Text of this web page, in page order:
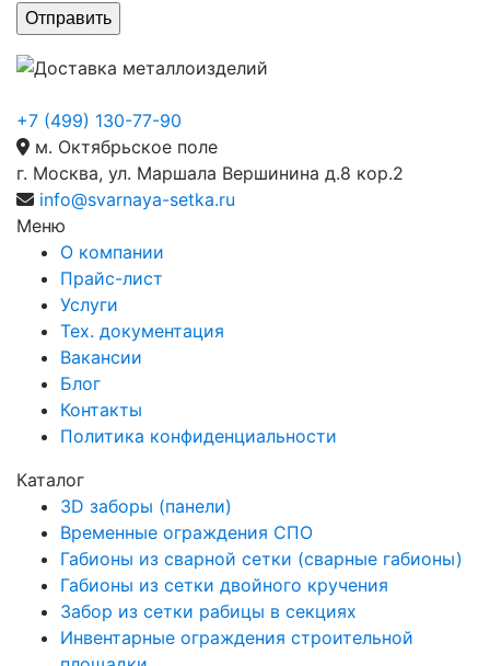
+7 (499) 130-77-90
м. Октябрьское поле
г. Москва, ул. Маршала Вершинина д.8 кор.2
info@svarnaya-setka.ru
Меню
О компании
Прайс-лист
Услуги
Тех. документация
Вакансии
Блог
Контакты
Политика конфиденциальности
Каталог
3D заборы (панели)
Временные ограждения СПО
Габионы из сварной сетки (сварные габионы)
Габионы из сетки двойного кручения
Забор из сетки рабицы в секциях
Инвентарные ограждения строительной